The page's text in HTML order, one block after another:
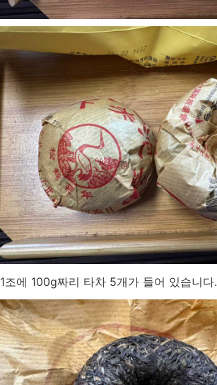
1조에 100g짜리 타차 5개가 들어 있습니다.